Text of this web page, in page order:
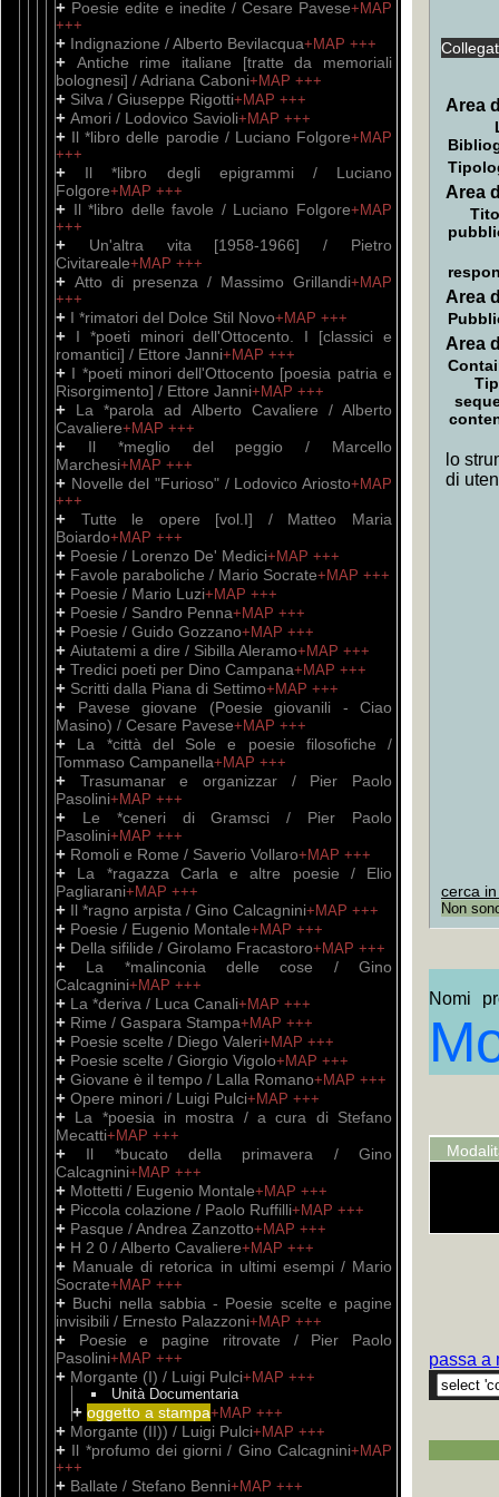
+ Poesie edite e inedite / Cesare Pavese+MAP
+++
+ Indignazione / Alberto Bevilacqua+MAP +++
+ Antiche rime italiane [tratte da memoriali
bolognesi] / Adriana Caboni+MAP +++
+ Silva / Giuseppe Rigotti+MAP +++
+ Amori / Lodovico Savioli+MAP +++
+ Il *libro delle parodie / Luciano Folgore+MAP
+++
+ Il *libro degli epigrammi / Luciano
Folgore+MAP +++
+ Il *libro delle favole / Luciano Folgore+MAP
+++
+
Un'altra vita [1958-1966] / Pietro
Civitareale+MAP +++
+ Atto di presenza / Massimo Grillandi+MAP
+++
+ I *rimatori del Dolce Stil Novo+MAP +++
+
I *poeti minori dell'Ottocento. I [classici e
romantici] / Ettore Janni+MAP +++
+ I *poeti minori dell'Ottocento [poesia patria e
Risorgimento] / Ettore Janni+MAP +++
+ La *parola ad Alberto Cavaliere / Alberto
Cavaliere+MAP +++
+
Il *meglio del peggio / Marcello
Marchesi+MAP +++
+ Novelle del "Furioso" / Lodovico Ariosto+MAP
+++
+ Tutte le opere [vol.I] / Matteo Maria
Boiardo+MAP +++
+ Poesie / Lorenzo De' Medici+MAP +++
+ Favole paraboliche / Mario Socrate+MAP +++
+ Poesie / Mario Luzi+MAP +++
+ Poesie / Sandro Penna+MAP +++
+ Poesie / Guido Gozzano+MAP +++
+ Aiutatemi a dire / Sibilla Aleramo+MAP +++
+ Tredici poeti per Dino Campana+MAP +++
+ Scritti dalla Piana di Settimo+MAP +++
+
Pavese giovane (Poesie giovanili - Ciao
Masino) / Cesare Pavese+MAP +++
+ La *città del Sole e poesie filosofiche /
Tommaso Campanella+MAP +++
+ Trasumanar e organizzar / Pier Paolo
Pasolini+MAP +++
+
Le *ceneri di Gramsci / Pier Paolo
Pasolini+MAP +++
+ Romoli e Rome / Saverio Vollaro+MAP +++
+ La *ragazza Carla e altre poesie / Elio
Pagliarani+MAP +++
+ Il *ragno arpista / Gino Calcagnini+MAP +++
+ Poesie / Eugenio Montale+MAP +++
+ Della sifilide / Girolamo Fracastoro+MAP +++
+ La *malinconia delle cose / Gino
Calcagnini+MAP +++
+ La *deriva / Luca Canali+MAP +++
+ Rime / Gaspara Stampa+MAP +++
+ Poesie scelte / Diego Valeri+MAP +++
+ Poesie scelte / Giorgio Vigolo+MAP +++
+ Giovane è il tempo / Lalla Romano+MAP +++
+ Opere minori / Luigi Pulci+MAP +++
+ La *poesia in mostra / a cura di Stefano
Mecatti+MAP +++
+ Il *bucato della primavera / Gino
Calcagnini+MAP +++
+ Mottetti / Eugenio Montale+MAP +++
+ Piccola colazione / Paolo Ruffilli+MAP +++
+ Pasque / Andrea Zanzotto+MAP +++
+ H 2 0 / Alberto Cavaliere+MAP +++
+ Manuale di retorica in ultimi esempi / Mario
Socrate+MAP +++
+ Buchi nella sabbia - Poesie scelte e pagine
invisibili / Ernesto Palazzoni+MAP +++
+
Poesie e pagine ritrovate / Pier Paolo
Pasolini+MAP +++
+ Morgante (I) / Luigi Pulci+MAP +++
Unità Documentaria
+ oggetto a stampa+MAP +++
+ Morgante (II)) / Luigi Pulci+MAP +++
+ Il *profumo dei giorni / Gino Calcagnini+MAP
+++
+ Ballate / Stefano Benni+MAP +++
Area
Area
Area
Area
lo
di
cerca
Non
Nomi
passa a